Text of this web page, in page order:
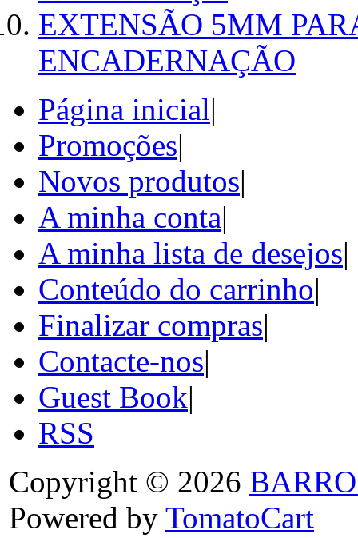
EXTENSÃO 5MM
ENCADERNAÇÃO
Página inicial|
Promoções|
Novos produtos|
A minha conta|
A minha lista de desejos|
Conteúdo do carrinho|
Finalizar compras|
Contacte-nos|
Guest Book|
RSS
Copyright © 2026
Powered by TomatoCart